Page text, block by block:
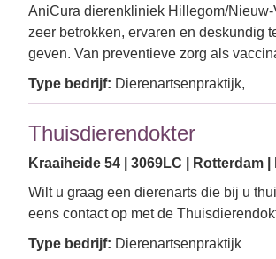
AniCura dierenkliniek Hillegom/
zeer betrokken, ervaren en deskundig
geven. Van preventieve zorg als
Type bedrijf: Dierenartsenpraktijk,
Thuisdierendokter
Kraaiheide 54 | 3069LC | Rotterdam |
Wilt u graag een dierenarts die bij u
eens contact op met de
Type bedrijf: Dierenartsenpraktijk